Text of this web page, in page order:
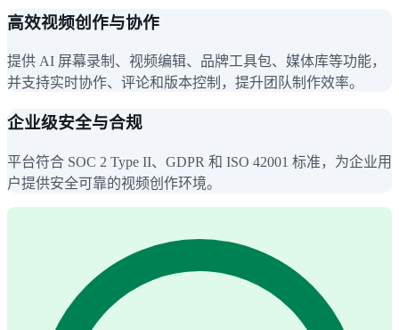
高效视频创作与协作
提供 AI 屏幕录制、视频编辑、品牌工具包、媒体库等功能，
并支持实时协作、评论和版本控制，提升团队制作效率。
企业级安全与合规
平台符合 SOC 2 Type II、GDPR 和 ISO 42001 标准，为企业用
户提供安全可靠的视频创作环境。